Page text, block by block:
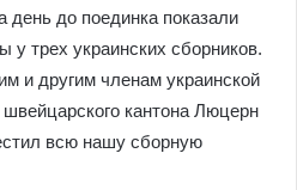
день до поединка показали
у трех украинских сборников.
и другим членам украинской
кантона Люцерн
всю нашу сборную